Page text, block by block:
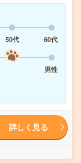
50代
60代
男性
詳しく見る